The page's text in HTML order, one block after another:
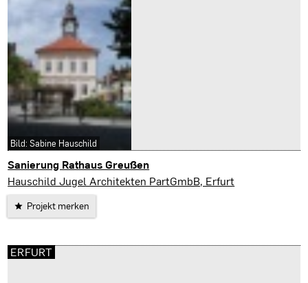
Sanierung Rathaus Greußen
Greußen
Hauschild Jugel Architekten PartGmbB, Erfurt
Projekt merken
Bild: Sabine Hauschild
ERFURT